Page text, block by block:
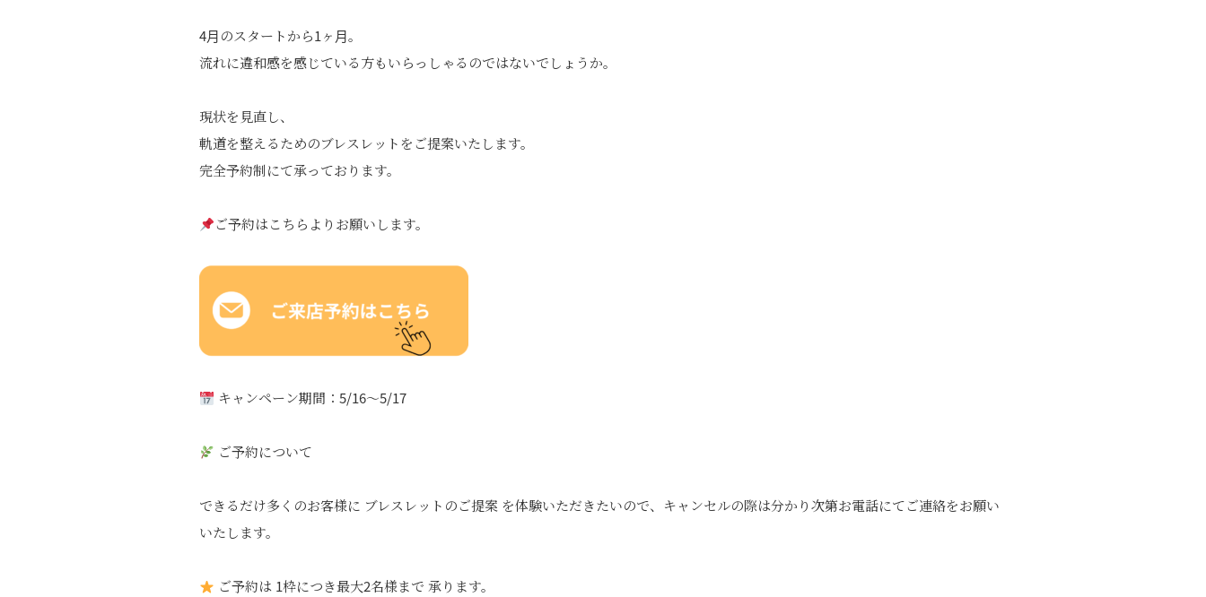
4月のスタートから1ヶ月。
流れに違和感を感じている方もいらっしゃるのではないでしょうか。
現状を見直し、
軌道を整えるためのブレスレットをご提案いたします。
完全予約制にて承っております。
ご予約はこちらよりお願いします。
キャンペーン期間：5/16～5/17
ご予約について
できるだけ多くのお客様に ブレスレットのご提案 を体験いただきたいので、キャンセルの際は分かり次第お電話にてご連絡をお願い
いたします。
ご予約は 1枠につき最大2名様まで 承ります。